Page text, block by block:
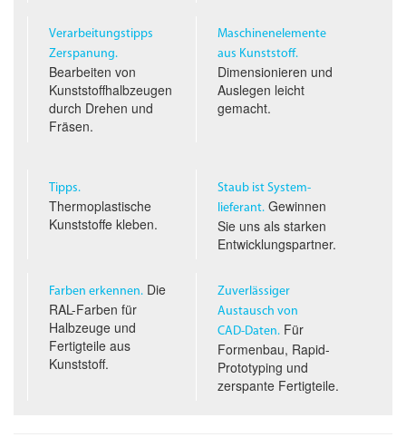
Verarbeitungstipps
Zerspanung.
Bearbeiten von
Kunststoffhalbzeugen
durch Drehen und
Fräsen.
Maschinenelemente
aus Kunststoff.
Dimensionieren und
Auslegen leicht
gemacht.
Tipps.
Thermoplastische
Kunststoffe kleben.
Staub ist System­
lieferant.Gewinnen
Sie uns als starken
Entwicklungspartner.
Farben erkennen.Die
RAL-Farben für
Halbzeuge und
Fertigteile aus
Kunststoff.
Zuverlässiger
Austausch von
CAD-Daten.Für
Formenbau, Rapid-
Prototyping und
zerspante Fertigteile.